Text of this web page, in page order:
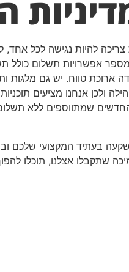
להיות נגישה לכל
אפשרויות תשלום כולל
טווח. יש גם מלגות
ולכן אנחנו מציעים
שמתווספים ללא תשלום
בעתיד המקצועי שלכם
שתקבלו אצלנו, תוכלו